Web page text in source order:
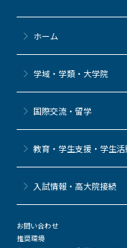
b
o
o
k
et
ホーム
学域・学類・大学院
国際交流・留学
教育・学生支援・学生活
⼊試情報・高大院接続
お問い合わせ
推奨環境